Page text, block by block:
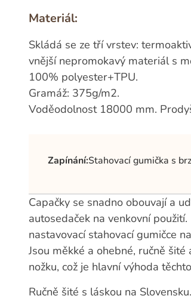
Materiál:
Skládá se ze tří vrstev:
vnější nepromokavý materiál s
100% polyester+TPU.
Gramáž: 375g/m2.
Voděodolnost 18000 mm.
Zapínání:Stahovací gumička s
Capačky se snadno obouvají a
autosedaček na venkovní
nastavovací stahovací gumičce
Jsou měkké a ohebné, ručně
nožku, což je hlavní výhoda
Ručně šité s láskou na Slovensku.